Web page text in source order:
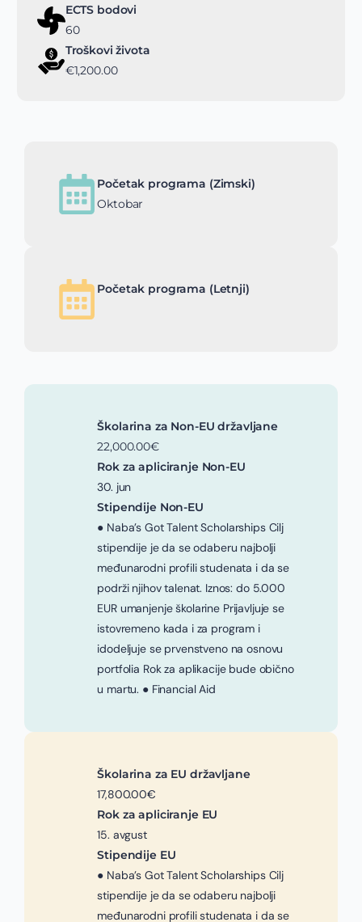
ECTS bodovi
60
Troškovi života
€1,200.00
Početak programa (Zimski)
Oktobar
Početak programa (Letnji)
Školarina za Non-EU državljane
22,000.00€
Rok za apliciranje Non-EU
30. jun
Stipendije Non-EU
● Naba’s Got Talent Scholarships Cilj
stipendije je da se odaberu najbolji
međunarodni profili studenata i da se
podrži njihov talenat. Iznos: do 5.000
EUR umanjenje školarine Prijavljuje se
istovremeno kada i za program i
idodeljuje se prvenstveno na osnovu
portfolia Rok za aplikacije bude obično
u martu. ● Financial Aid
Školarina za EU državljane
17,800.00€
Rok za apliciranje EU
15. avgust
Stipendije EU
● Naba’s Got Talent Scholarships Cilj
stipendije je da se odaberu najbolji
međunarodni profili studenata i da se